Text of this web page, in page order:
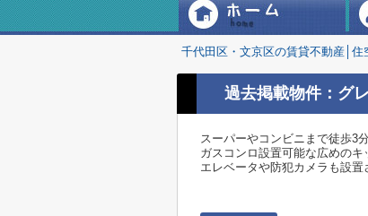
千代田区・文京区の賃貸不動産│住
過去掲載物件：グ
スーパーやコンビニまで徒歩3
ガスコンロ設置可能な広めのキ
エレベータや防犯カメラも設置